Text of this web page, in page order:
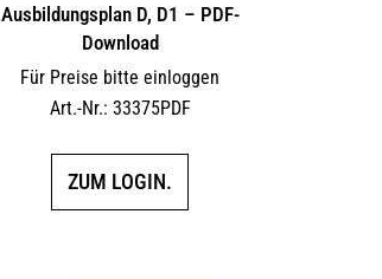
Ausbildungsplan D, D1 – PDF-
Download
Für Preise bitte einloggen
Art.-Nr.: 33375PDF
ZUM LOGIN.